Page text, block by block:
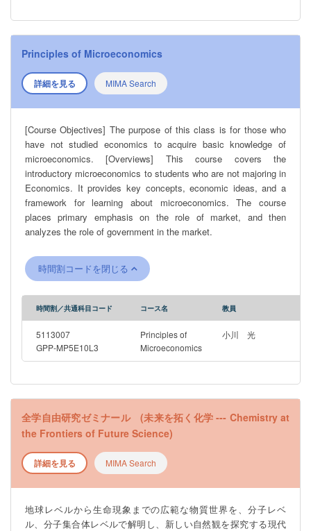
Principles of Microeconomics
詳細を見る MIMA Search
[Course Objectives] The purpose of this class is for those who
have not studied economics to acquire basic knowledge of
microeconomics. [Overviews] This course covers the
introductory microeconomics to students who are not majoring in
Economics. It provides key concepts, economic ideas, and a
framework for learning about microeconomics. The course
places primary emphasis on the role of market, and then
analyzes the role of government in the market.
時間割コードを閉じる
時間割／共通科目コード コース名 教員
5113007
GPP-MP5E10L3
Principles of
Microeconomics
小川 光
全学自由研究ゼミナール (未来を拓く化学 --- Chemistry at
the Frontiers of Future Science)
詳細を見る MIMA Search
地球レベルから生命現象までの広範な物質世界を、分子レベ
ル、分子集合体レベルで解明し、新しい自然観を探究する現代